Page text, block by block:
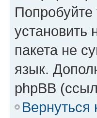
установить
пакета не
язык.
phpBB
Вернуться